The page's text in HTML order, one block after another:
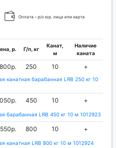
Оплата – р/с юр. лица или карта
р. Г/п, кг
Канат,
м
Наличие
каната
250 10 +
канатная барабанная LRB 250 кг 10
450 10 +
барабанная LRB 450 кг 10 м 1012923
800 10 +
канатная LRB 800 кг 10 м 1012924